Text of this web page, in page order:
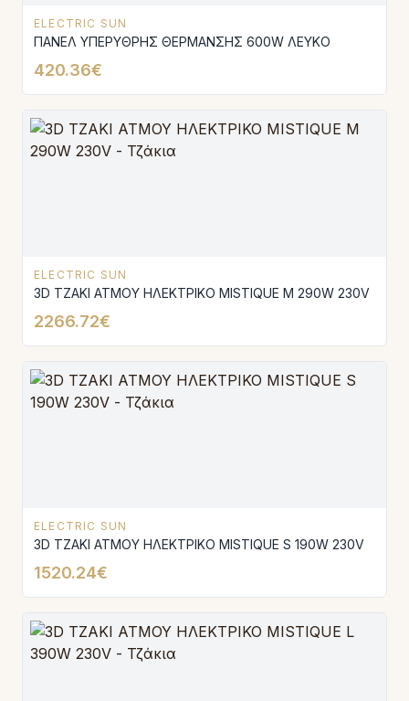
ELECTRIC SUN
ΠΑΝΕΛ ΥΠΕΡΥΘΡΗΣ ΘΕΡΜΑΝΣΗΣ 600W ΛΕΥΚΟ
420.36€
ELECTRIC SUN
3D ΤΖΑΚΙ ΑΤΜΟΥ ΗΛΕΚΤΡΙΚΟ MISTΙQUE M 290W 230V
2266.72€
ELECTRIC SUN
3D ΤΖΑΚΙ ΑΤΜΟΥ ΗΛΕΚΤΡΙΚΟ MISTIQUE S 190W 230V
1520.24€